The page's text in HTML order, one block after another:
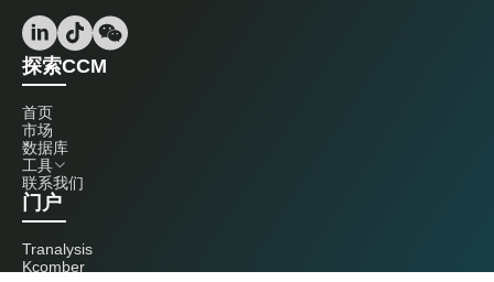
探索CCM
首页
市场
数据库
工具
联系我们
门户
Tranalysis
Kcomber